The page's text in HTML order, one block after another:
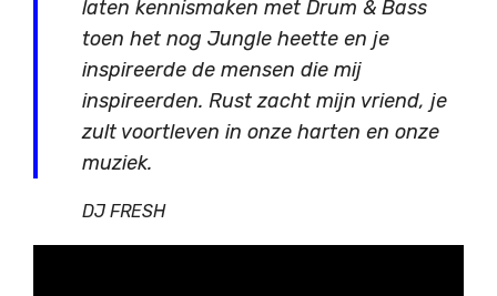
laten kennismaken met Drum & Bass
toen het nog Jungle heette en je
inspireerde de mensen die mij
inspireerden. Rust zacht mijn vriend, je
zult voortleven in onze harten en onze
muziek.
DJ FRESH